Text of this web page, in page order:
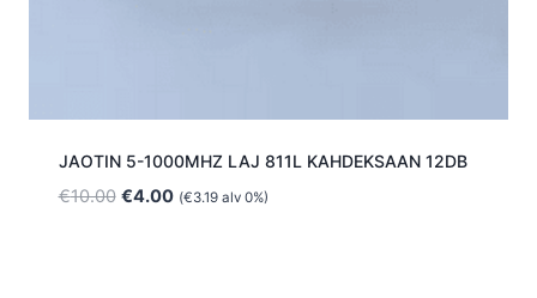
JAOTIN 5-1000MHZ LAJ 811L KAHDEKSAAN 12DB
€10.00 Alkuperäinen
€4.00Nykyinen
(€3.19alv 0%)